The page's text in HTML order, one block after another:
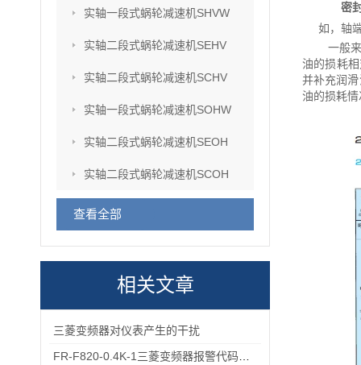
实轴一段式蜗轮减速机SHVW
实轴二段式蜗轮减速机SEHV
实轴二段式蜗轮减速机SCHV
实轴一段式蜗轮减速机SOHW
实轴二段式蜗轮减速机SEOH
实轴二段式蜗轮减速机SCOH
查看全部
相关文章
三菱变频器对仪表产生的干扰
密
如，轴
一般
油的损耗
并补充润
油的损耗